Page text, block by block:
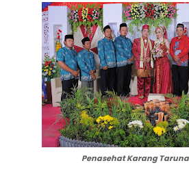
Penasehat Karang